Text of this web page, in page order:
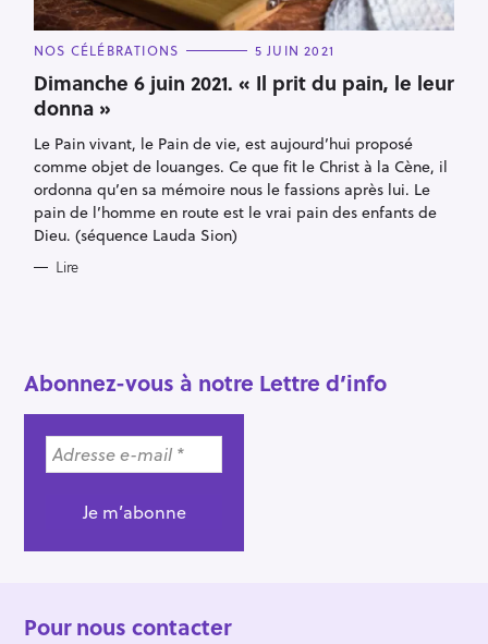
C
T
E
G
O
R
I
E
S
NOS CÉLÉBRATIONS 5 JUIN 2021
Dimanche 6 juin 2021. « Il prit du pain, le leur
donna »
Le Pain vivant, le Pain de vie, est aujourd’hui proposé
comme objet de louanges. Ce que fit le Christ à la Cène, il
ordonna qu’en sa mémoire nous le fassions après lui. Le
pain de l’homme en route est le vrai pain des enfants de
Dieu. (séquence Lauda Sion)
Lire
Abonnez-vous à notre Lettre d’info
Pour nous contacter